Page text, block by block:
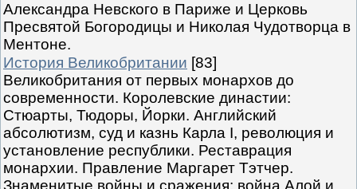
Александра Невского в Париже и Церковь
Пресвятой Богородицы и Николая Чудотворца в
Ментоне.
История Великобритании [83]
Великобритания от первых монархов до
современности. Королевские династии:
Стюарты, Тюдоры, Йорки. Английский
абсолютизм, суд и казнь Карла I, революция и
установление республики. Реставрация
монархии. Правление Маргарет Тэтчер.
Знаменитые войны и сражения: война Алой и